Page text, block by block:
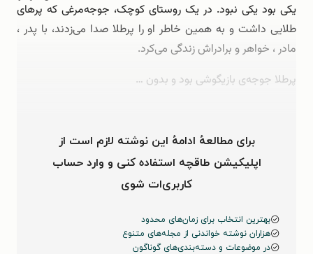
یکی بود یکی نبود. در یک روستای کوچک، جوجه‌مرغی که پرهای
طلایی داشت و به‌ همین خاطر او را پرطلا صدا می‌زدند، با پدر ،
مادر ، خواهر و برادراش زندگی می‌کرد.
پرطلا جوجه‌ی بازیگوشی بود و بدون …
برای مطالعهٔ ادامهٔ این نوشته لازم است از
اپلیکیشن طاقچه استفاده کنی و وارد حساب
کاربری‌ات شوی
بهترین انتخاب برای زمان‌های محدود
هزاران نوشته خواندنی از مجله‌های متنوع
در موضوعات و دسته‌بندی‌های گوناگون